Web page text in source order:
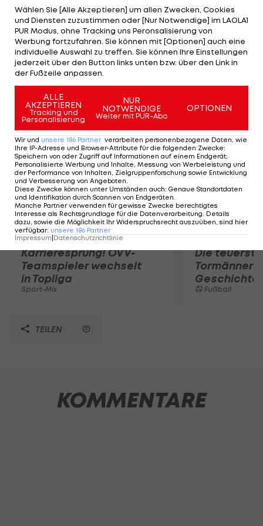
auf bis zu 30 Grad. "Wahrscheinlich bleibt es
während der Eröffnungszeremonie (am Freitag;
Anm.) trocken, es gibt eine kleine Gefahr von
einzelnen Schauern", erklärt Helen Rossington vom
Wetterdienst "MeteoGroup". Die Temperaturen
sollen aber etwas zurückgehen.
Mehr zum Thema
Karrieresprung! ÖVV-
Teamspieler wechselt
in Topliga
Sport-Mix
Die
Tormänner
Geschichte
Fußball
TEILEN
KOMMENTARE
Wählen Sie [Alle Akzeptieren] um allen Zwecken, Cookies
und Diensten zuzustimmen oder [Nur Notwendige] im LAOLA1
PUR Modus, ohne Tracking uns Peronsalisierung von
Werbung fortzufahren. Sie können mit [Optionen] auch eine
individuelle Auswahl zu treffen. Sie können Ihre Einstellungen
jederzeit über den Button links unten bzw. über den Link in
der Fußzeile anpassen.
ALLE
AKZEPTIEREN
Tracking und
Personalisierung
NUR
NOTWENDIGE
Weiter mit PUR-Abo
OPTIONEN
Wir und unsere 186 Partner verarbeiten personenbezogene Daten, wie
Ihre IP-Adresse und Browser-Attribute für die folgenden Zwecke:
Speichern von oder Zugriff auf Informationen auf einem Endgerät;
Personalisierte Werbung und Inhalte, Messung von Werbeleistung und
der Performance von Inhalten, Zielgruppenforschung sowie Entwicklung
und Verbesserung von Angeboten.
Diese Zwecke können unter Umständen auch: Genaue Standortdaten
und Identifikation durch Scannen von Endgeräten.
Manche Partner verwenden für gewisse Zwecke berechtigtes
Interesse als Rechtsgrundlage für die Datenverarbeitung. Details
dazu, sowie die Möglichkeit Ihr Widerspruchsrecht auszuüben, sind hier
verfügbar: unsere 186 Partner
Impressum Datenschutzrichtlinie